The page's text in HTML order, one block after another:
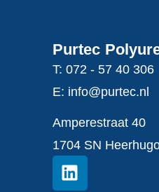
Purtec
T: 072 - 57 40 306
E: info@purtec.nl
Amperestraat 40
1704 SN